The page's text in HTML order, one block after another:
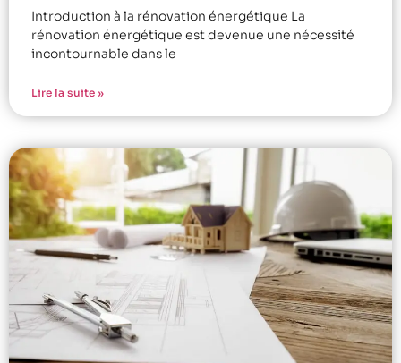
Introduction à la rénovation énergétique La
rénovation énergétique est devenue une nécessité
incontournable dans le
Lire la suite »